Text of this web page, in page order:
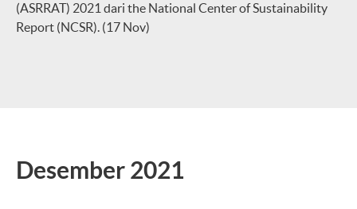
(ASRRAT) 2021 dari the National Center of Sustainability
Report (NCSR). (17 Nov)
Desember 2021